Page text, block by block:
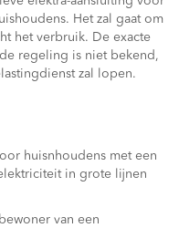
Het zal gaat om
het verbruik. De exacte
regeling is niet bekend,
zal lopen.
huisnhoudens met een
in grote lijnen
van een